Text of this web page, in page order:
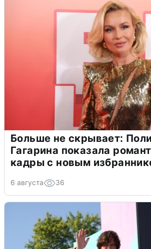
Больше не скрывает:
Гагарина показала
кадры с новым
6 августа 36